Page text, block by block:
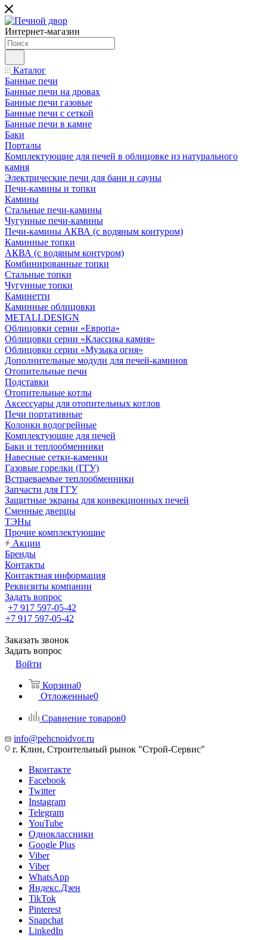
Интернет-магазин
Каталог
Банные печи
Банные печи на дровах
Банные печи газовые
Банные печи с сеткой
Банные печи в камне
Баки
Порталы
Комплектующие для печей в облицовке из натурального
камня
Электрические печи для бани и сауны
Печи-камины и топки
Камины
Стальные печи-камины
Чугунные печи-камины
Печи-камины АКВА (с водяным контуром)
Каминные топки
АКВА (с водяным контуром)
Комбинированные топки
Стальные топки
Чугунные топки
Каминетти
Каминные облицовки
METALLDESIGN
Облицовки серии «Европа»
Облицовки серии «Классика камня»
Облицовки серии «Музыка огня»
Дополнительные модули для печей-каминов
Отопительные печи
Подставки
Отопительные котлы
Аксессуары для отопительных котлов
Печи портативные
Колонки водогрейные
Комплектующие для печей
Баки и теплообменники
Навесные сетки-каменки
Газовые горелки (ГГУ)
Встраеваемые теплообменники
Запчасти для ГГУ
Защитные экраны для конвекционных печей
Сменные дверцы
ТЭНы
Прочие комплектующие
Акции
Бренды
Контакты
Контактная информация
Реквизиты компании
Задать вопрос
+7 917 597-05-42
+7 917 597-05-42
Заказать звонок
Задать вопрос
Войти
Корзина0
Отложенные0
Сравнение товаров0
info@pehcnoidvor.ru
г. Клин, Строительный рынок "Строй-Сервис"
Вконтакте
Facebook
Twitter
Instagram
Telegram
YouTube
Одноклассники
Google Plus
Viber
Viber
WhatsApp
Яндекс.Дзен
TikTok
Pinterest
Snapchat
LinkedIn